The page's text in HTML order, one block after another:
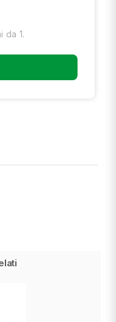
da 1.